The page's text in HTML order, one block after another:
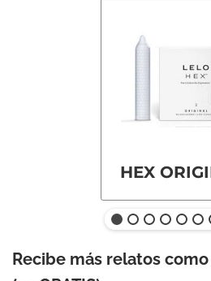
HEX
Recibe más relatos